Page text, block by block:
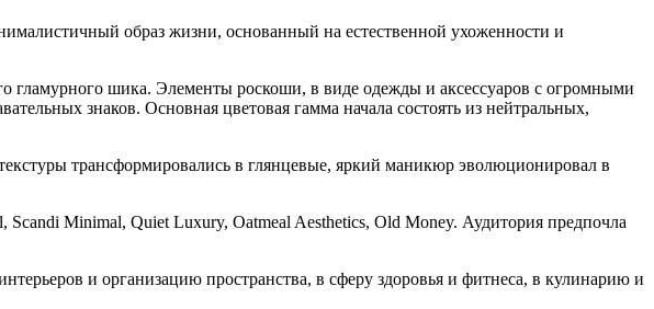
образ жизни, основанный на естественной ухоженности и
гламурного шика. Элементы роскоши, в виде одежды и аксессуаров с огромными
знаков. Основная цветовая гамма начала состоять из нейтральных,
трансформировались в глянцевые, яркий маникюр эволюционировал в
Minimal, Quiet Luxury, Oatmeal Aesthetics, Old Money. Аудитория предпочла
и организацию пространства, в сферу здоровья и фитнеса, в кулинарию и